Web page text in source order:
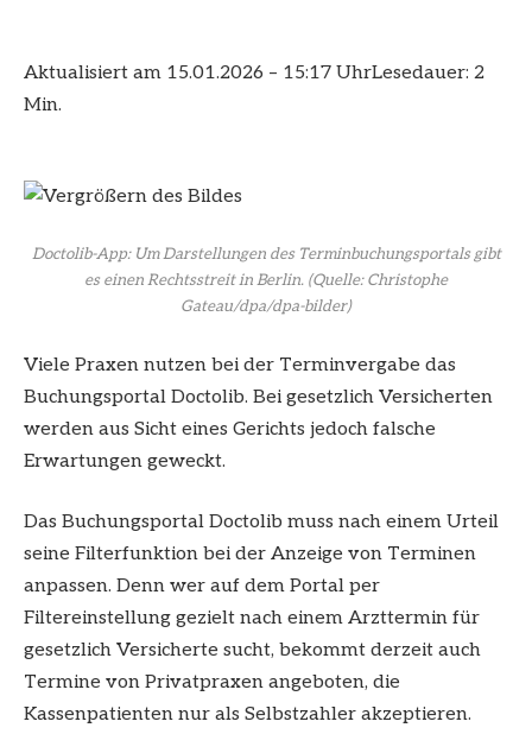
Aktualisiert am 15.01.2026 – 15:17 UhrLesedauer: 2
Min.
Doctolib-App: Um Darstellungen des Terminbuchungsportals gibt
es einen Rechtsstreit in Berlin. (Quelle: Christophe
Gateau/dpa/dpa-bilder)
Viele Praxen nutzen bei der Terminvergabe das
Buchungsportal Doctolib. Bei gesetzlich Versicherten
werden aus Sicht eines Gerichts jedoch falsche
Erwartungen geweckt.
Das Buchungsportal Doctolib muss nach einem Urteil
seine Filterfunktion bei der Anzeige von Terminen
anpassen. Denn wer auf dem Portal per
Filtereinstellung gezielt nach einem Arzttermin für
gesetzlich Versicherte sucht, bekommt derzeit auch
Termine von Privatpraxen angeboten, die
Kassenpatienten nur als Selbstzahler akzeptieren.